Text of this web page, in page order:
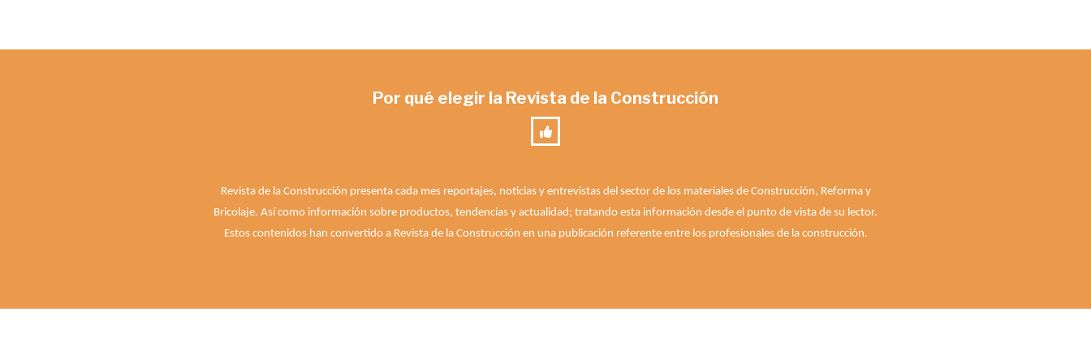
Por qué elegir la Revista de la Construcción
Revista de la Construcción presenta cada mes reportajes, noticias y entrevistas del sector de los materiales de Construcción, Reforma y
Bricolaje. Así como información sobre productos, tendencias y actualidad; tratando esta información desde el punto de vista de su lector.
Estos contenidos han convertido a Revista de la Construcción en una publicación referente entre los profesionales de la construcción.